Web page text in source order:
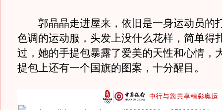
郭晶晶走进屋来，依旧是一身运动员的
色调的运动服，头发上没什么花样，简单得
过，她的手提包暴露了爱美的天性和心情，
提包上还有一个国旗的图案，十分醒目。